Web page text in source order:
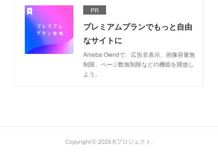
PR
プレミアムプランでもっと自由
なサイトに
Ameba Owndで、広告非表示、画像容量無
制限、ページ数無制限などの機能を開放し
よう。
Copyright © 2026 Kプロジェクト .